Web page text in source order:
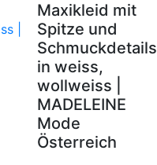
Maxikleid mit
Spitze und
Schmuckdetails
in weiss,
wollweiss |
MADELEINE
Mode
Österreich